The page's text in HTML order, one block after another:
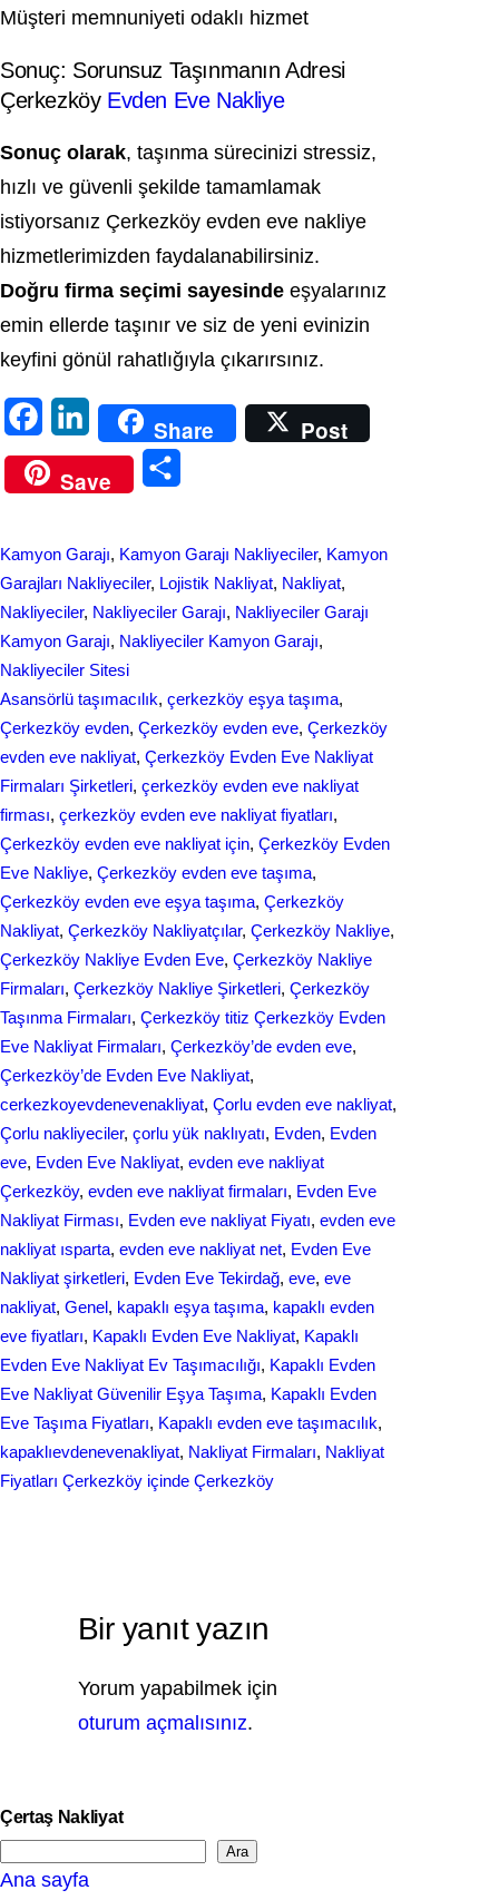
Müşteri memnuniyeti odaklı hizmet
Sonuç: Sorunsuz Taşınmanın Adresi
ÇerkezköyEvden Eve Nakliye
Sonuç olarak, taşınma sürecinizi stressiz,
hızlı ve güvenli şekilde tamamlamak
istiyorsanız Çerkezköy evden eve nakliye
hizmetlerimizden faydalanabilirsiniz.
Doğru firma seçimi sayesinde eşyalarınız
emin ellerde taşınır ve siz de yeni evinizin
keyfini gönül rahatlığıyla çıkarırsınız.
a
c
o
o
k
i
n
d
I
n
Share
Post
Save
r
e
Kamyon Garajı, Kamyon Garajı Nakliyeciler, Kamyon
Garajları Nakliyeciler, Lojistik Nakliyat, Nakliyat
Nakliyeciler, Nakliyeciler Garajı, Nakliyeciler Garajı
Kamyon Garajı, Nakliyeciler Kamyon Garajı
Nakliyeciler Sitesi
Asansörlü taşımacılık, çerkezköy eşya taşıma
Çerkezköy evden, Çerkezköy evden eve, Çerkezköy
evden eve nakliyat, Çerkezköy Evden Eve Nakliyat
Firmaları Şirketleri, çerkezköy evden eve nakliyat
firması, çerkezköy evden eve nakliyat fiyatları
Çerkezköy evden eve nakliyat için, Çerkezköy Evden
Eve Nakliye, Çerkezköy evden eve taşıma
Çerkezköy evden еvе eşуa taşıma, Çerkezköy
Nakliyat, Çerkezköy Nakliyatçılar, Çerkezköy Nakliye
Çerkezköy Nakliye Evden Eve, Çerkezköy Nakliye
Firmaları, Çerkezköy Nakliye Şirketleri, Çerkezköy
Taşınma Firmaları, Çerkezköy titiz Çerkezköy Evden
Eve Nakliyat Firmaları, Çerkezköy’de evden eve
Çerkezköy’de Evden Eve Nаkliyаt
cerkezkoyevdenevenakliyat, Çorlu evden eve nakliyat
Çorlu nakliyeciler, çorlu yük naklıyatı, Evden, Evden
eve, Evden Eve Nakliyat, evden eve nakliyat
Çerkezköy, evden eve nakliyat firmaları, Evden Eve
Nakliyat Firması, Evden eve nakliyat Fiyatı, evden eve
nakliyat ısparta, evden eve nakliyat net, Evden Eve
Nakliyat şirketleri, Evden Eve Tekirdağ, eve, eve
nakliyat, Genel, kapaklı eşya taşıma, kapaklı evden
eve fiyatları, Kapaklı Evden Eve Nakliyat, Kapaklı
Evden Eve Nakliyat Ev Taşımacılığı, Kapaklı Evden
Eve Nakliyat Güvenilir Eşya Taşıma, Kapaklı Evden
Eve Taşıma Fiyatları, Kapaklı evden eve taşımacılık
kapaklıevdenevenakliyat, Nakliyat Firmaları, Nakliyat
Fiyatları Çerkezköy içinde Çerkezköy
Bir yanıt yazın
Yorum yapabilmek için
oturum açmalısınız.
Çertaş Nakliyat
e
Ara
Ana sayfa